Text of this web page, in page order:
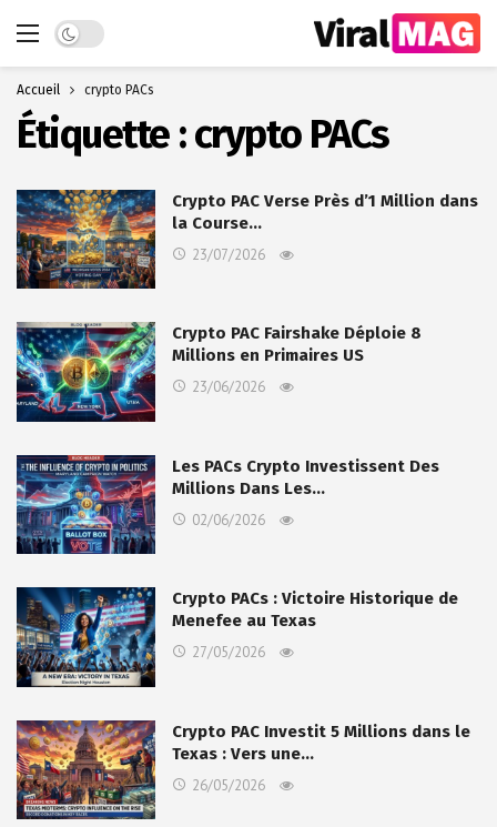
Dark mode
Accueil crypto PACs
Étiquette :crypto PACs
Crypto PAC Verse Près d’1 Million dans
la Course…
23/07/2026
Crypto PAC Fairshake Déploie 8
Millions en Primaires US
23/06/2026
Les PACs Crypto Investissent Des
Millions Dans Les…
02/06/2026
Crypto PACs : Victoire Historique de
Menefee au Texas
27/05/2026
Crypto PAC Investit 5 Millions dans le
Texas : Vers une…
26/05/2026